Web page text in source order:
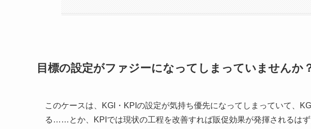
目標の設定がファジーになってしまっていませんか
このケースは、KGI・KPIの設定が気持ち優先になってしまっていて、
る……とか、KPIでは現状の工程を改善すれば販促効果が発揮されるは